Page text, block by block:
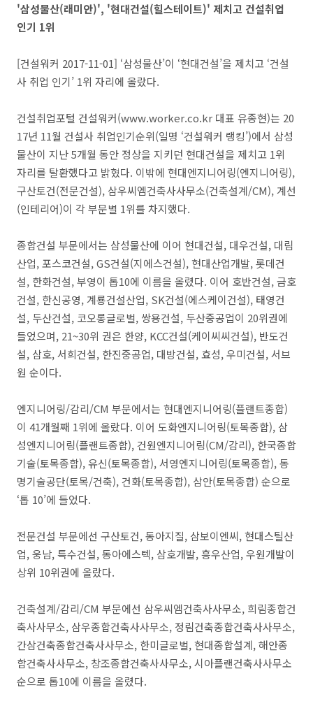
'삼성물산(래미안)', '현대건설(힐스테이트)' 제치고 건설취업
인기 1위
[건설워커 2017-11-01] ‘삼성물산’이 ‘현대건설’을 제치고 ‘건설
사 취업 인기’ 1위 자리에 올랐다.
건설취업포털 건설워커(www.worker.co.kr 대표 유종현)는 20
17년 11월 건설사 취업인기순위(일명 ‘건설워커 랭킹’)에서 삼성
물산이 지난 5개월 동안 정상을 지키던 현대건설을 제치고 1위
자리를 탈환했다고 밝혔다. 이밖에 현대엔지니어링(엔지니어링),
구산토건(전문건설), 삼우씨엠건축사사무소(건축설계/CM), 계선
(인테리어)이 각 부문별 1위를 차지했다.
종합건설 부문에서는 삼성물산에 이어 현대건설, 대우건설, 대림
산업, 포스코건설, GS건설(지에스건설), 현대산업개발, 롯데건
설, 한화건설, 부영이 톱10에 이름을 올렸다. 이어 호반건설, 금호
건설, 한신공영, 계룡건설산업, SK건설(에스케이건설), 태영건
설, 두산건설, 코오롱글로벌, 쌍용건설, 두산중공업이 20위권에
들었으며, 21~30위 권은 한양, KCC건설(케이씨씨건설), 반도건
설, 삼호, 서희건설, 한진중공업, 대방건설, 효성, 우미건설, 서브
원 순이다.
엔지니어링/감리/CM 부문에서는 현대엔지니어링(플랜트종합)
이 41개월째 1위에 올랐다. 이어 도화엔지니어링(토목종합), 삼
성엔지니어링(플랜트종합), 건원엔지니어링(CM/감리), 한국종합
기술(토목종합), 유신(토목종합), 서영엔지니어링(토목종합), 동
명기술공단(토목/건축), 건화(토목종합), 삼안(토목종합) 순으로
‘톱 10’에 들었다.
전문건설 부문에선 구산토건, 동아지질, 삼보이엔씨, 현대스틸산
업, 웅남, 특수건설, 동아에스텍, 삼호개발, 흥우산업, 우원개발이
상위 10위권에 올랐다.
건축설계/감리/CM 부문에선 삼우씨엠건축사사무소, 희림종합건
축사사무소, 삼우종합건축사사무소, 정림건축종합건축사사무소,
간삼건축종합건축사사무소, 한미글로벌, 현대종합설계, 해안종
합건축사사무소, 창조종합건축사사무소, 시아플랜건축사사무소
순으로 톱10에 이름을 올렸다.